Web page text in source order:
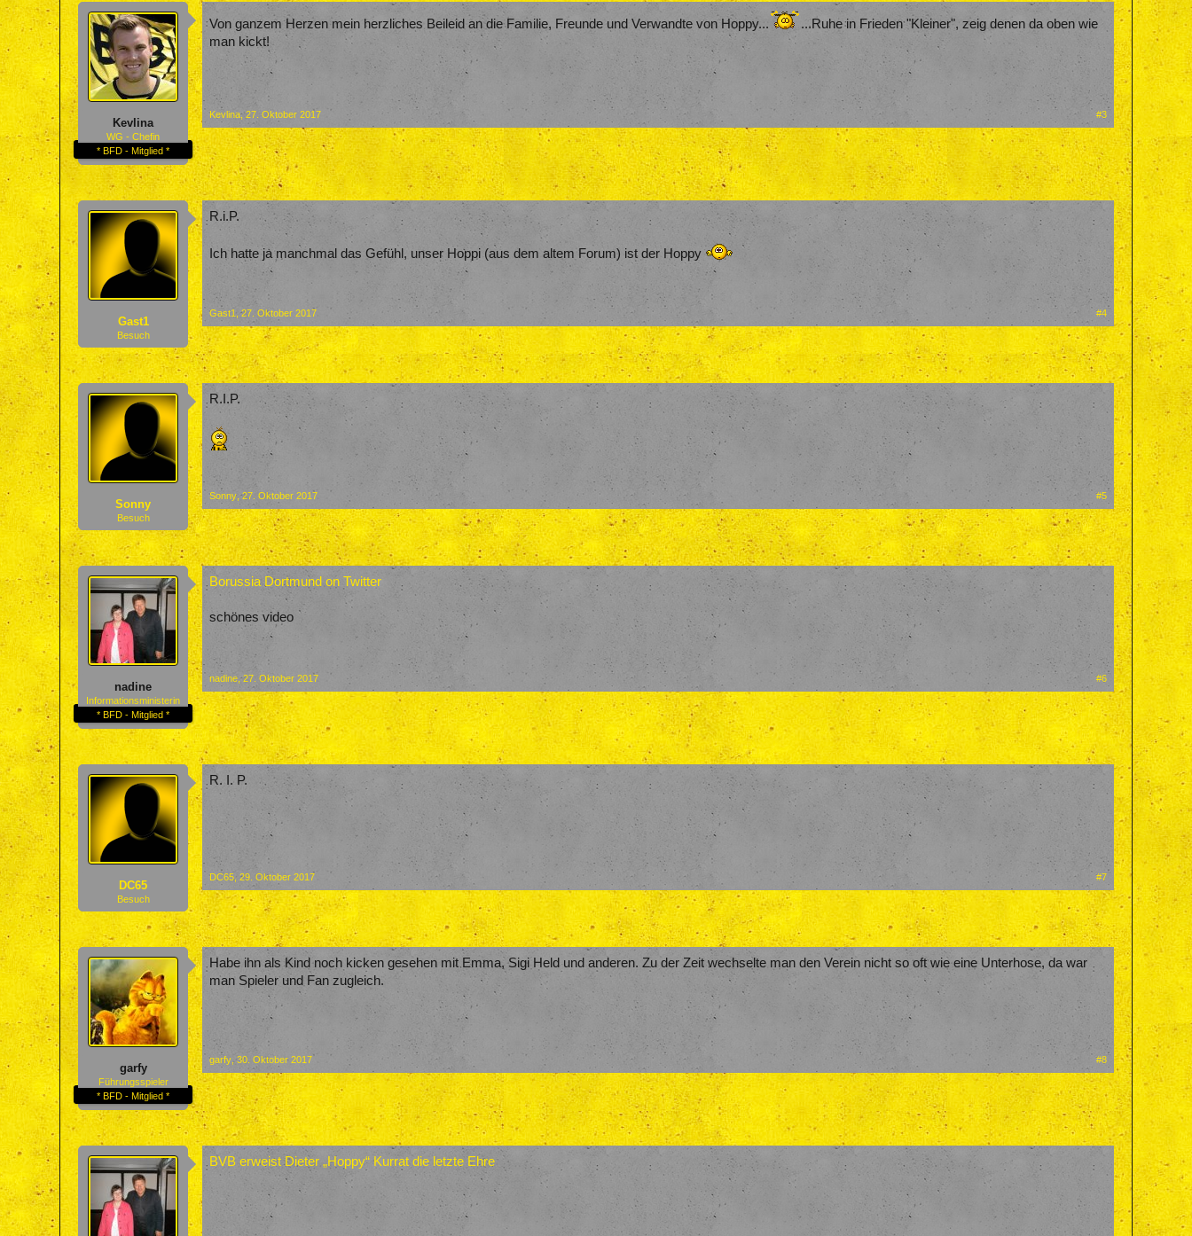
Kevlina
WG - Chefin
* BFD - Mitglied *
Von ganzem Herzen mein herzliches Beileid an die Familie, Freunde und Verwandte von Hoppy...
...Ruhe in Frieden "Kleiner", zeig denen da oben wie
man kickt!
Kevlina, 27. Oktober 2017 #3
Gast1
Besuch
R.i.P.
Ich hatte ja manchmal das Gefühl, unser Hoppi (aus dem altem Forum) ist der Hoppy
Gast1 27. Oktober 2017 #4
Sonny
Besuch
R.I.P.
Sonny 27. Oktober 2017 #5
nadine
Informationsministerin
* BFD - Mitglied *
Borussia Dortmund on Twitter
schönes video
nadine , 27. Oktober 2017 #6
DC65
Besuch
R. I. P.
DC65 29. Oktober 2017 #7
garfy
Führungsspieler
* BFD - Mitglied *
Habe ihn als Kind noch kicken gesehen mit Emma, Sigi Held und anderen. Zu der Zeit wechselte man den Verein nicht so oft wie eine Unterhose, da war
man Spieler und Fan zugleich.
garfy 30. Oktober 2017 #8
BVB erweist Dieter „Hoppy“ Kurrat die letzte Ehre